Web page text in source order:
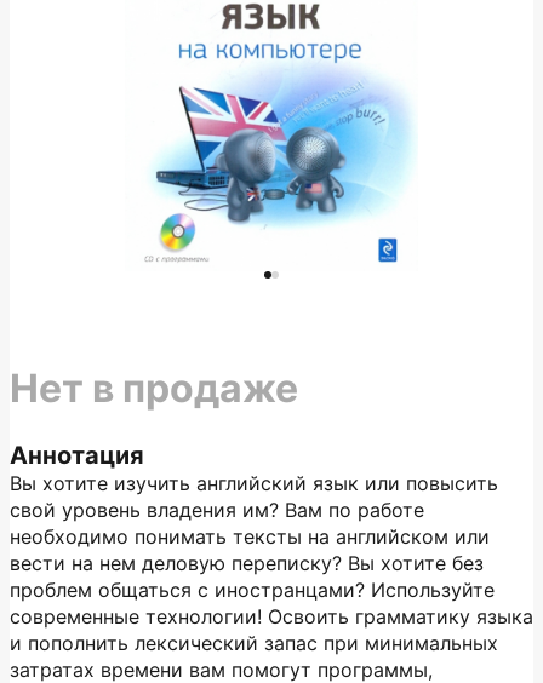
Аннотация
Вы хотите изучить английский язык или повысить
свой уровень владения им? Вам по работе
необходимо понимать тексты на английском или
вести на нем деловую переписку? Вы хотите без
проблем общаться с иностранцами? Используйте
современные технологии! Освоить грамматику языка
и пополнить лексический запас при минимальных
затратах времени вам помогут программы,
Нет в продаже